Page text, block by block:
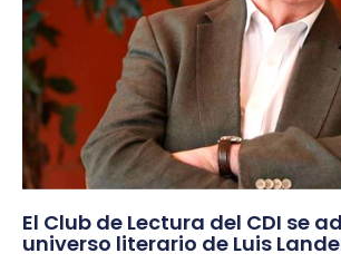
El Club de Lectura del CDI se
universo literario de Luis